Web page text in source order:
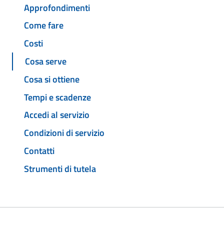
Approfondimenti
Come fare
Costi
Cosa serve
Cosa si ottiene
Tempi e scadenze
Accedi al servizio
Condizioni di servizio
Contatti
Strumenti di tutela